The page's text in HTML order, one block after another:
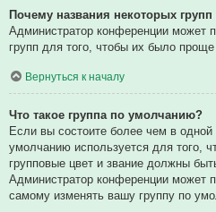
Почему названия некоторых
Администратор конференции может
групп для того, чтобы их было проще
Вернуться к началу
Что такое группа по умолчанию?
Если вы состоите более чем в одной
умолчанию используется для того,
групповые цвет и звание должны
Администратор конференции может
самому изменять вашу группу по